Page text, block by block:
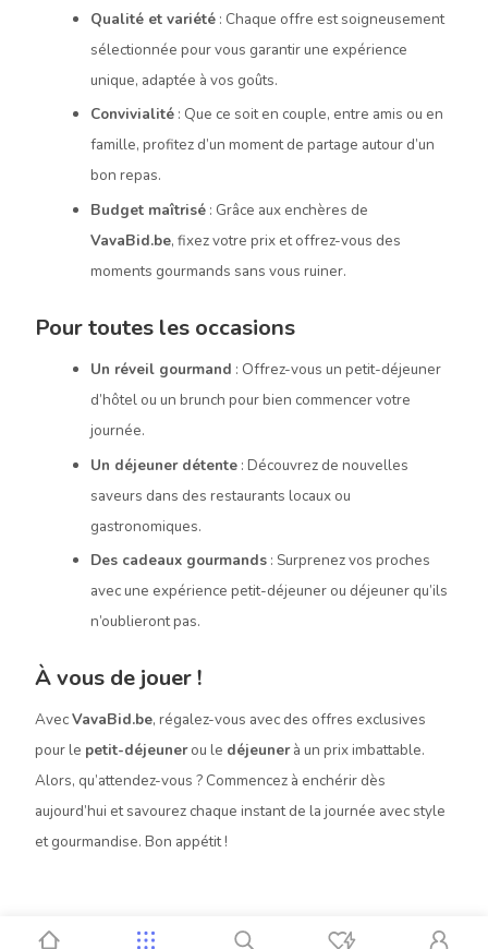
Qualité et variété : Chaque offre est soigneusement
sélectionnée pour vous garantir une expérience
unique, adaptée à vos goûts.
Convivialité : Que ce soit en couple, entre amis ou en
famille, profitez d’un moment de partage autour d’un
bon repas.
Budget maîtrisé : Grâce aux enchères de
VavaBid.be, fixez votre prix et offrez-vous des
moments gourmands sans vous ruiner.
Pour toutes les occasions
Un réveil gourmand : Offrez-vous un petit-déjeuner
d’hôtel ou un brunch pour bien commencer votre
journée.
Un déjeuner détente : Découvrez de nouvelles
saveurs dans des restaurants locaux ou
gastronomiques.
Des cadeaux gourmands : Surprenez vos proches
avec une expérience petit-déjeuner ou déjeuner qu’ils
n’oublieront pas.
À vous de jouer !
AvecVavaBid.be, régalez-vous avec des offres exclusives
pour le petit-déjeunerou le déjeunerà un prix imbattable.
Alors, qu’attendez-vous ? Commencez à enchérir dès
aujourd’hui et savourez chaque instant de la journée avec style
et gourmandise. Bon appétit !